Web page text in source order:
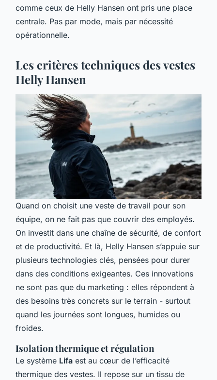
comme ceux de Helly Hansen ont pris une place
centrale. Pas par mode, mais par nécessité
opérationnelle.
Les critères techniques des vestes
Helly Hansen
Quand on choisit une veste de travail pour son
équipe, on ne fait pas que couvrir des employés.
On investit dans une chaîne de sécurité, de confort
et de productivité. Et là, Helly Hansen s’appuie sur
plusieurs technologies clés, pensées pour durer
dans des conditions exigeantes. Ces innovations
ne sont pas que du marketing : elles répondent à
des besoins très concrets sur le terrain - surtout
quand les journées sont longues, humides ou
froides.
Isolation thermique et régulation
Le système Lifa est au cœur de l’efficacité
thermique des vestes. Il repose sur un tissu de